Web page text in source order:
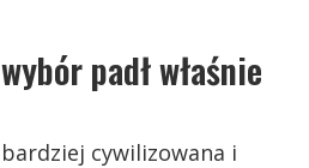
padł właśnie
cywilizowana i